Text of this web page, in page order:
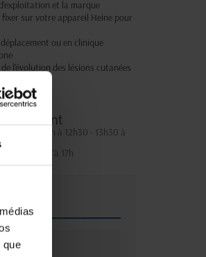
que
et la marque
sur votre appareil Heine pour
ou en clinique
l'évolution des lésions cutanées
client
au jeudi : 9h à 12h30 - 13h30 à
vendredi jusqu'à 17h